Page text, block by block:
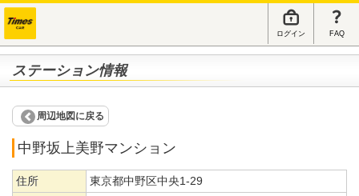
ログイン FAQ
ステーション情報
周辺地図に戻る
中野坂上美野マンション
住所 東京都中野区中央1-29